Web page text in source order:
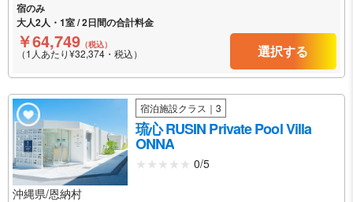
宿のみ
大人2人・1室 / 2日間の合計料金
￥64,749 （税込）
（1人あたり¥32,374・税込） 選択する
宿泊施設クラス｜3
琉心 RUSIN Private Pool Villa
ONNA
0/5
沖縄県/恩納村